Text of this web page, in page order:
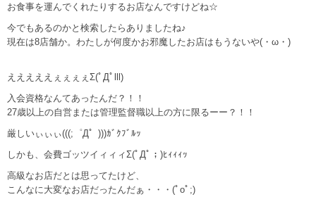
お食事を運んでくれたりするお店なんですけどね☆
今でもあるのかと検索したらありましたね♪
現在は8店舗か。わたしが何度かお邪魔したお店はもうないや(・ω・)
えええええぇぇぇぇΣ(ﾟДﾟlll)
入会資格なんてあったんだ？！！
27歳以上の自営または管理監督職以上の方に限るーー？！！
厳しいぃぃぃ(((;゜Д゜)))ｶﾞｸﾌﾞﾙｯ
しかも、会費ゴッツイィィィΣ(ﾟДﾟ；)ﾋｨｨｨｯ
高級なお店だとは思ってたけど、
こんなに大変なお店だったんだぁ・・・(ﾟoﾟ;)